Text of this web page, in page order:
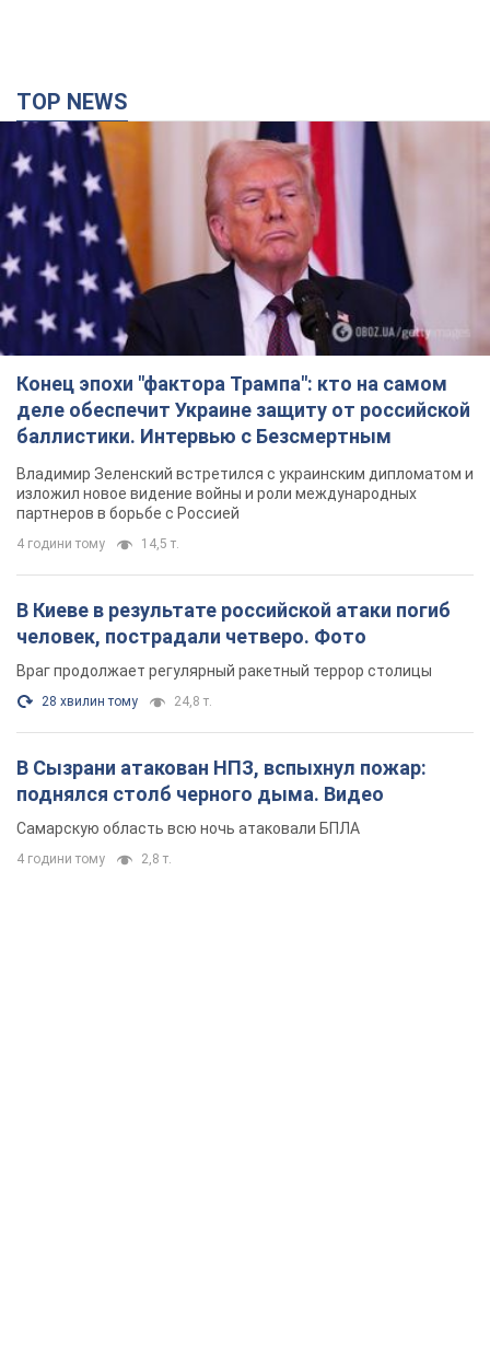
TOP NEWS
Конец эпохи "фактора Трампа": кто на самом
деле обеспечит Украине защиту от российской
баллистики. Интервью с Безсмертным
Владимир Зеленский встретился с украинским дипломатом и
изложил новое видение войны и роли международных
партнеров в борьбе с Россией
4 години тому 14,5 т.
В Киеве в результате российской атаки погиб
человек, пострадали четверо. Фото
Враг продолжает регулярный ракетный террор столицы
28 хвилин тому 24,8 т.
В Сызрани атакован НПЗ, вспыхнул пожар:
поднялся столб черного дыма. Видео
Самарскую область всю ночь атаковали БПЛА
4 години тому 2,8 т.